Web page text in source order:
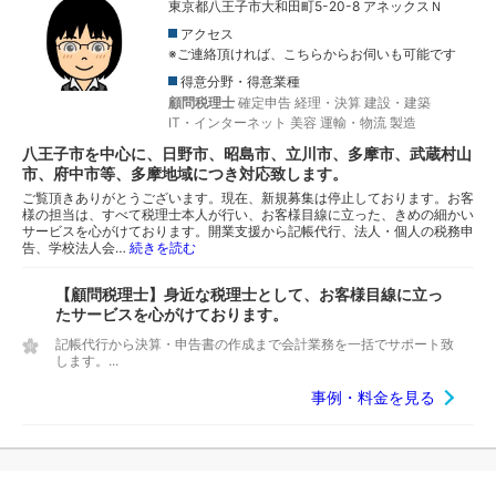
東京都八王子市大和田町5-20-8 アネックスＮ
アクセス
※ご連絡頂ければ、こちらからお伺いも可能です
得意分野・得意業種
顧問税理士 確定申告 経理・決算 建設・建築
IT・インターネット 美容 運輸・物流 製造
八王子市を中心に、日野市、昭島市、立川市、多摩市、武蔵村山
市、府中市等、多摩地域につき対応致します。
ご覧頂きありがとうございます。現在、新規募集は停止しております。お客
様の担当は、すべて税理士本人が行い、お客様目線に立った、きめの細かい
サービスを心がけております。開業支援から記帳代行、法人・個人の税務申
告、学校法人会… 続きを読む
【顧問税理士】身近な税理士として、お客様目線に立っ
たサービスを心がけております。
記帳代行から決算・申告書の作成まで会計業務を一括でサポート致
します。...
事例・料金を見る